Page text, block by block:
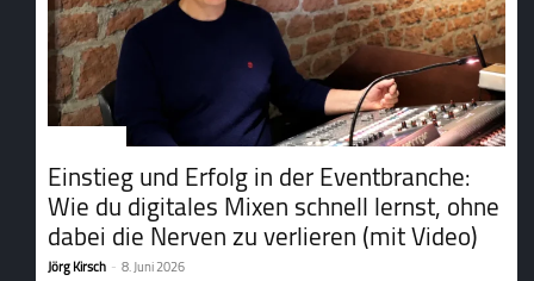
Einstieg und Erfolg in der Eventbranche:
Wie du digitales Mixen schnell lernst, ohne
dabei die Nerven zu verlieren (mit Video)
Jörg Kirsch - 8. Juni 2026